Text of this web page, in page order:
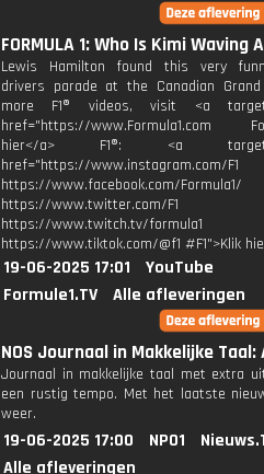
FORMULA 1: Who Is Kimi Waving
Lewis Hamilton found this very
drivers parade at the Canadian
more F1® videos, visit <a
href="https://www.Formula1.com
hier</a> F1®: <a
href="https://www.instagram.com/F1
https://www.facebook.com/Formula1/
https://www.twitter.com/F1
https://www.twitch.tv/formula1
https://www.tiktok.com/@f1 #F1">Klik
19-06-2025 17:01
YouTube
Formule1.TV
Alle afleveringen
NOS Journaal in Makkelijke Taal:
Journaal in makkelijke taal met extra
een rustig tempo. Met het laatste
weer.
19-06-2025 17:00 NPO1
Alle afleveringen